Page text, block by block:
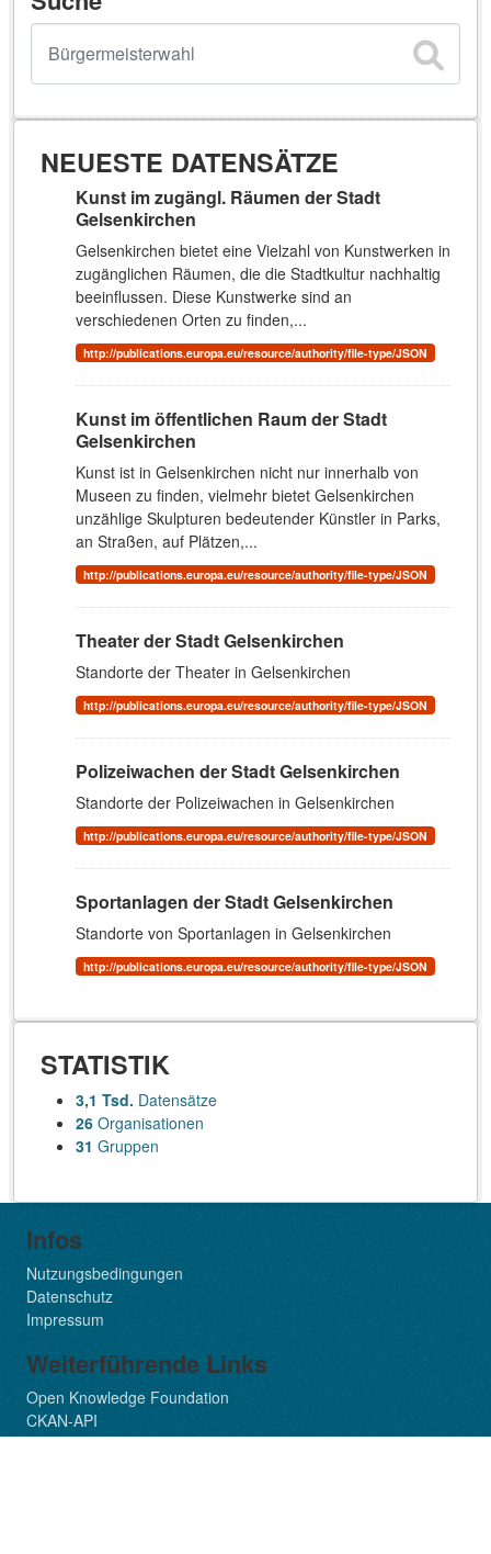
NEUESTE DATENSÄTZE
Kunst im zugängl. Räumen der Stadt
Gelsenkirchen
Gelsenkirchen bietet eine Vielzahl von Kunstwerken in
zugänglichen Räumen, die die Stadtkultur nachhaltig
beeinflussen. Diese Kunstwerke sind an
verschiedenen Orten zu finden,...
http://publications.europa.eu/resource/authority/file-type/JSON
Kunst im öffentlichen Raum der Stadt
Gelsenkirchen
Kunst ist in Gelsenkirchen nicht nur innerhalb von
Museen zu finden, vielmehr bietet Gelsenkirchen
unzählige Skulpturen bedeutender Künstler in Parks,
an Straßen, auf Plätzen,...
http://publications.europa.eu/resource/authority/file-type/JSON
Theater der Stadt Gelsenkirchen
Standorte der Theater in Gelsenkirchen
http://publications.europa.eu/resource/authority/file-type/JSON
Polizeiwachen der Stadt Gelsenkirchen
Standorte der Polizeiwachen in Gelsenkirchen
http://publications.europa.eu/resource/authority/file-type/JSON
Sportanlagen der Stadt Gelsenkirchen
Standorte von Sportanlagen in Gelsenkirchen
http://publications.europa.eu/resource/authority/file-type/JSON
STATISTIK
3,1 Tsd. Datensätze
26 Organisationen
31 Gruppen
Infos
Nutzungsbedingungen
Datenschutz
Impressum
Weiterführende Links
Open Knowledge Foundation
CKAN-API